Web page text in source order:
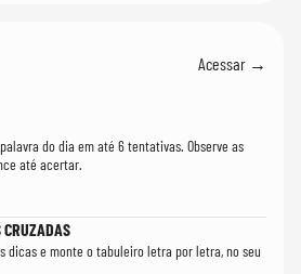
Acessar →
do dia em até 6 tentativas. Observe as
até acertar.
dicas e monte o tabuleiro letra por letra, no seu